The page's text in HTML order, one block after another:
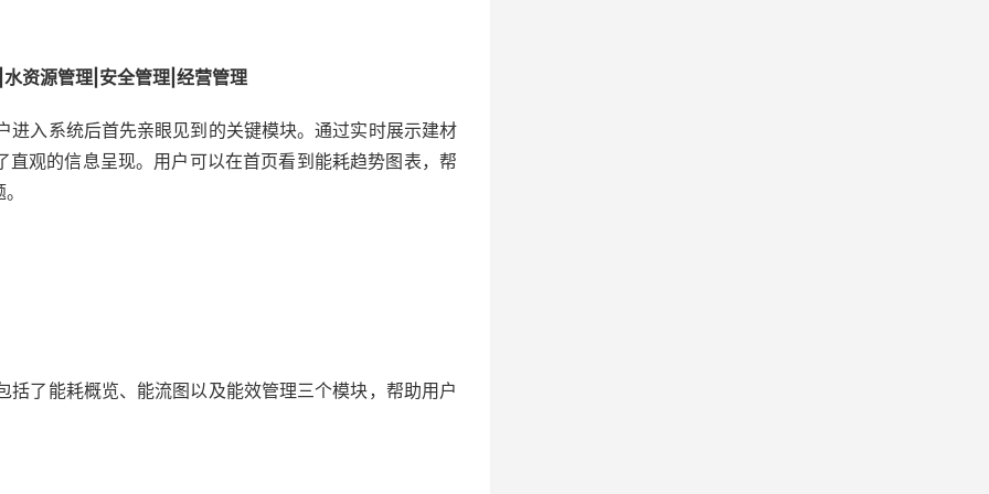
资源管理|安全管理|经营管理
进入系统后首先亲眼见到的关键模块。通过实时展示建材
观的信息呈现。用户可以在首页看到能耗趋势图表，帮
了能耗概览、能流图以及能效管理三个模块，帮助用户